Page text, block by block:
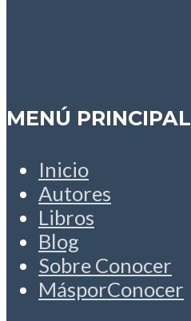
MENÚ PRINCIPAL
Inicio
Autores
Libros
Blog
Sobre Conocer
MásporConocer